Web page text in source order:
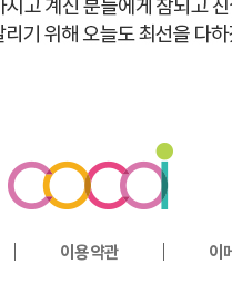
이용약관 이